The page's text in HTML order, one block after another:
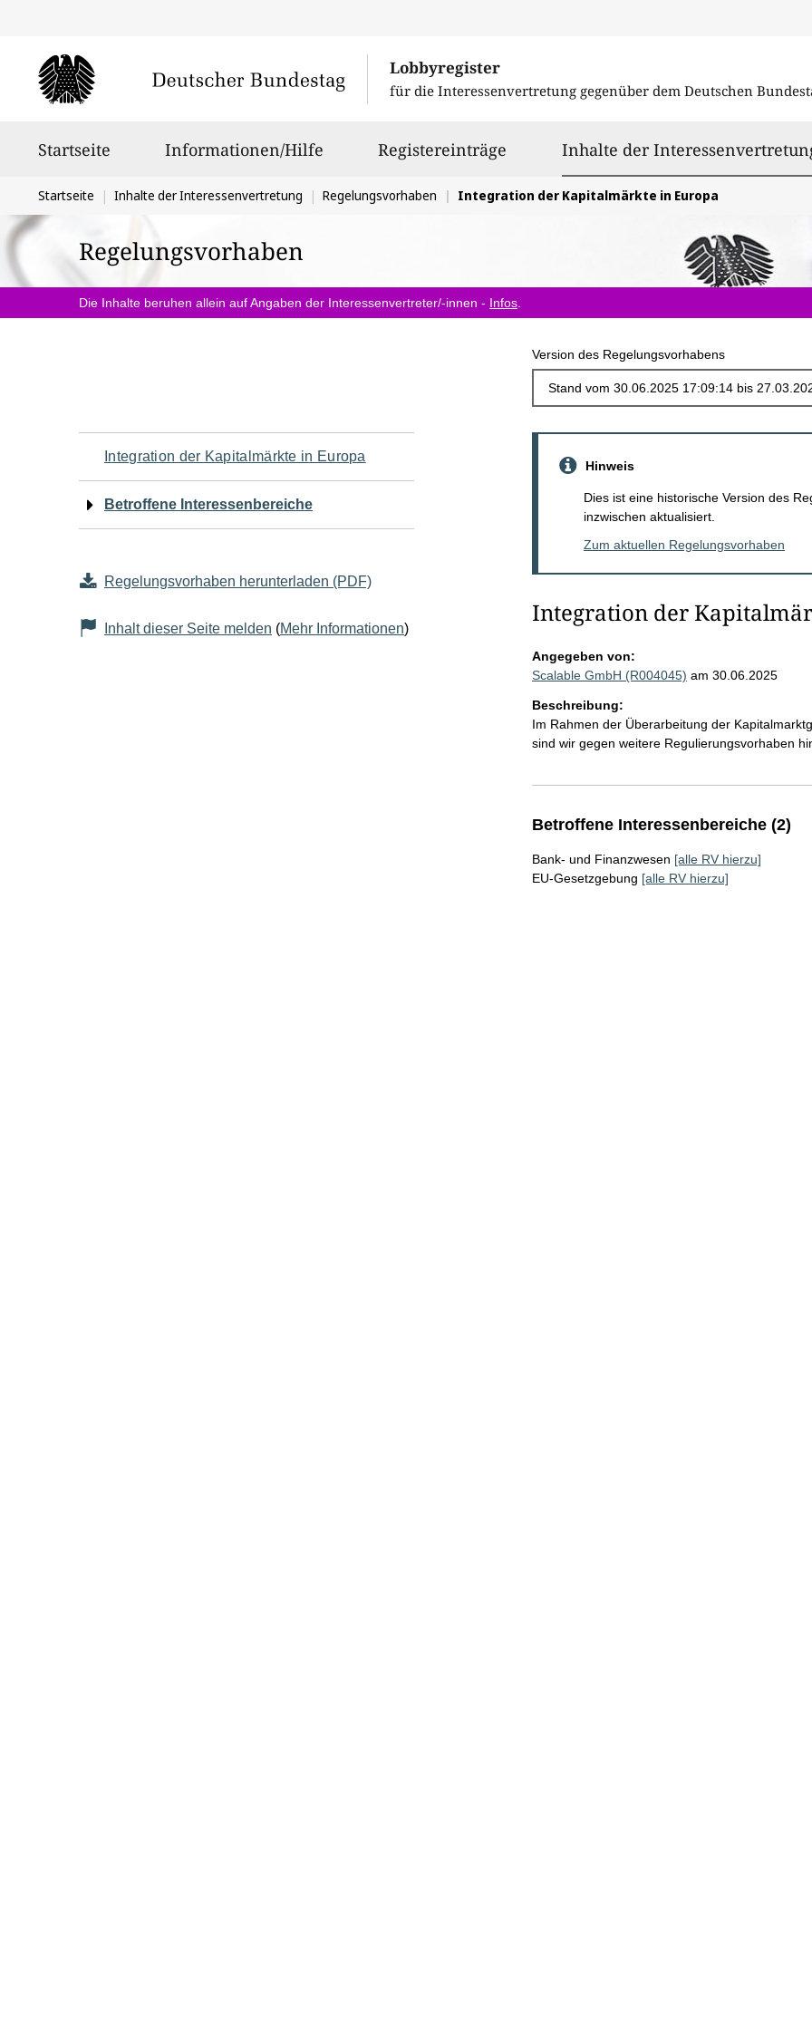
Lobbyregister
für die Interessenvertretung gegenüber dem Deutschen
Startseite Informationen/Hilfe Registereinträge Inhalte der
Sie
befinden
sich
hier:
Startseite Inhalte der Interessenvertretung Regelungsvorhaben Integration der Kapitalmärkte in Europa
Regelungsvorhaben
Die Inhalte beruhen allein auf Angaben der Interessenvertreter/-innen - Infos
Version des Regelungsvorhabens
Navigation
für
Seiteninhalt
Integration der Kapitalmärkte in Europa
Betroffene Interessenbereiche
Regelungsvorhaben herunterladen (PDF)
Inhalt dieser Seite melden (Mehr Informationen)
Hinweis
Dies ist eine historische Version des
inzwischen aktualisiert.
Zum aktuellen Regelungsvorhaben
Integration der
Angegeben von:
Scalable GmbH (R004045) am 30.06.2025
Beschreibung:
Im Rahmen der Überarbeitung der
sind wir gegen weitere Regulierungsvorhaben
Betroffene Interessenbereiche (2)
Bank- und Finanzwesen [alle RV hierzu]
EU-Gesetzgebung [alle RV hierzu]